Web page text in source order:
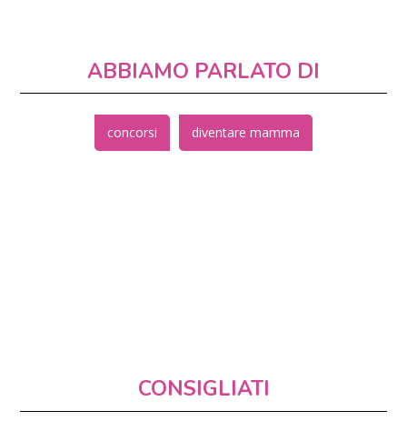
ABBIAMO PARLATO DI
concorsi diventare mamma
CONSIGLIATI